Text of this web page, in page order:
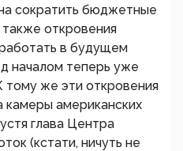
сократить бюджетные
откровения
в будущем
началом теперь уже
же эти откровения
американских
глава Центра
(кстати, ничуть не